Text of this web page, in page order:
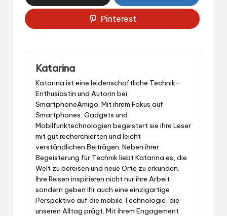
Pinterest
Katarina
Katarina ist eine leidenschaftliche Technik-
Enthusiastin und Autorin bei
SmartphoneAmigo. Mit ihrem Fokus auf
Smartphones, Gadgets und
Mobilfunktechnologien begeistert sie ihre Leser
mit gut recherchierten und leicht
verständlichen Beiträgen. Neben ihrer
Begeisterung für Technik liebt Katarina es, die
Welt zu bereisen und neue Orte zu erkunden.
Ihre Reisen inspirieren nicht nur ihre Arbeit,
sondern geben ihr auch eine einzigartige
Perspektive auf die mobile Technologie, die
unseren Alltag prägt. Mit ihrem Engagement